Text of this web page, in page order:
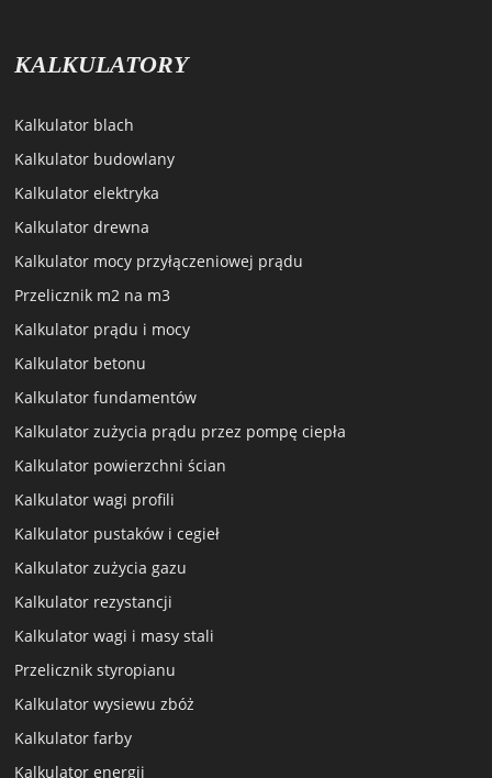
KALKULATORY
Kalkulator blach
Kalkulator budowlany
Kalkulator elektryka
Kalkulator drewna
Kalkulator mocy przyłączeniowej prądu
Przelicznik m2 na m3
Kalkulator prądu i mocy
Kalkulator betonu
Kalkulator fundamentów
Kalkulator zużycia prądu przez pompę ciepła
Kalkulator powierzchni ścian
Kalkulator wagi profili
Kalkulator pustaków i cegieł
Kalkulator zużycia gazu
Kalkulator rezystancji
Kalkulator wagi i masy stali
Przelicznik styropianu
Kalkulator wysiewu zbóż
Kalkulator farby
Kalkulator energii